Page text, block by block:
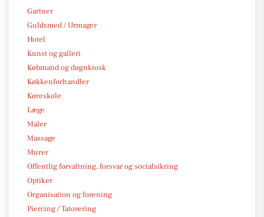
Gartner
Guldsmed / Urmager
Hotel
Kunst og galleri
Købmand og døgnkiosk
Køkkenforhandler
Køreskole
Læge
Maler
Massage
Murer
Offentlig forvaltning, forsvar og socialsikring
Optiker
Organisation og forening
Piercing / Tatovering